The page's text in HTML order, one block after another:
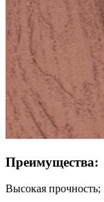
Преимущества:
Высокая прочность;